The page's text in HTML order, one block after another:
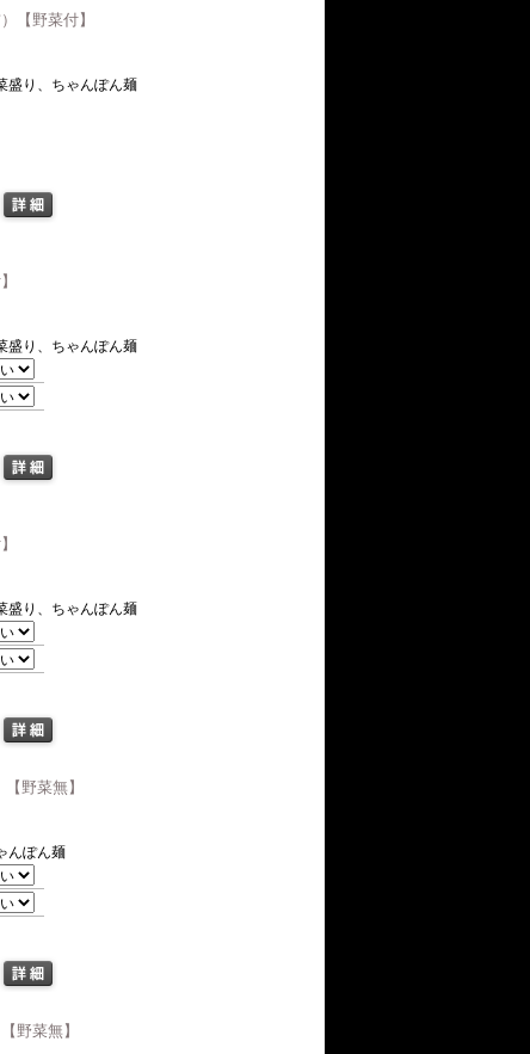
【野菜付】
盛り、ちゃんぽん麺
盛り、ちゃんぽん麺
盛り、ちゃんぽん麺
野菜無】
んぽん麺
野菜無】